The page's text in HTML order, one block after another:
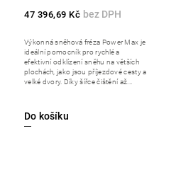
47 396,69 Kč
Do košíku
Výkonná sněhová fréza Power Max je
ideální pomocník pro rychlé a
efektivní odklízení sněhu na větších
plochách, jako jsou příjezdové cesty a
velké dvory. Díky šířce čištění až...